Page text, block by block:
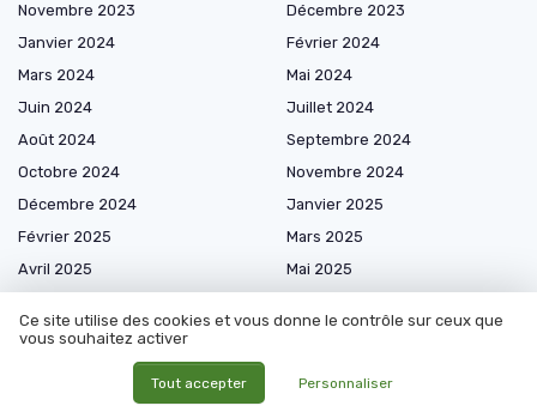
Novembre 2023
Décembre 2023
Janvier 2024
Février 2024
Mars 2024
Mai 2024
Juin 2024
Juillet 2024
Août 2024
Septembre 2024
Octobre 2024
Novembre 2024
Décembre 2024
Janvier 2025
Février 2025
Mars 2025
Avril 2025
Mai 2025
Août 2025
Décembre 2025
Ce site utilise des cookies et vous donne le contrôle sur ceux que
vous souhaitez activer
Tout accepter Personnaliser